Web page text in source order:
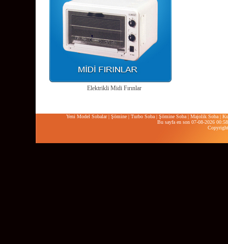
Elektrikli Midi Fırınlar
Yeni Model Sobalar| Şömine| Turbo Soba| Şömine Soba| Majolik Soba|
Bu sayfa en son 07-08-2026